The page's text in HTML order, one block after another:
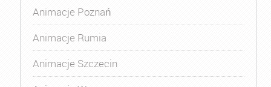
Animacje Poznań
Animacje Rumia
Animacje Szczecin